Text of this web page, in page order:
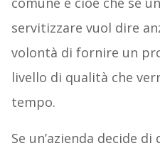
servitizzare vuol dire
volontà di fornire un
livello di qualità che
tempo.
Se un’azienda decide